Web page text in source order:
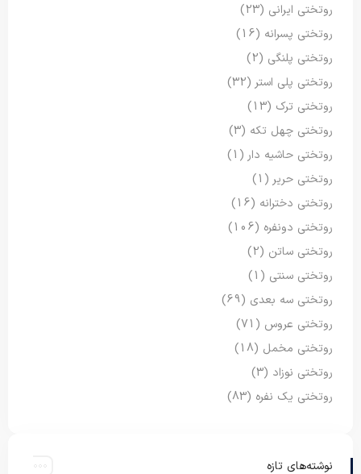
روتختی ایرانی (23)
روتختی پسرانه (16)
روتختی پلنگی (2)
روتختی پلی استر (32)
روتختی ترک (13)
روتختی چهل تکه (3)
روتختی حاشیه دار (1)
روتختی حریر (1)
روتختی دخترانه (16)
روتختی دونفره (106)
روتختی ساتن (2)
روتختی سنتی (1)
روتختی سه بعدی (69)
روتختی عروس (71)
روتختی مخمل (18)
روتختی نوزاد (3)
روتختی یک نفره (83)
نوشته‌های تازه